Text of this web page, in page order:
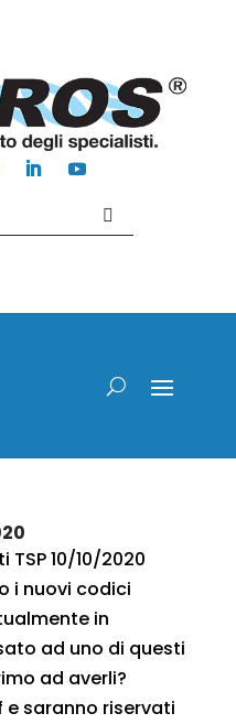
10/10/2020
i nuovi codici
in
ad uno di questi
ad averli?
saranno riservati